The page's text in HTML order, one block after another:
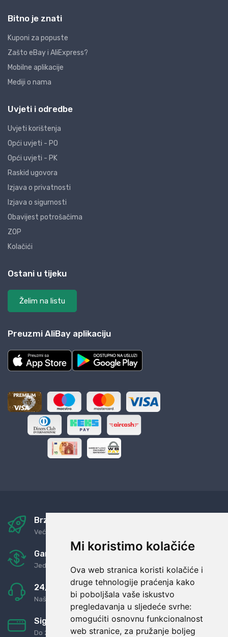
Mi koristimo kolačiće
Ova web stranica koristi kolačiće i
druge tehnologije praćenja kako
bi poboljšala vaše iskustvo
pregledavanja u sljedeće svrhe:
omogućiti osnovnu funkcionalnost
web stranice, za pružanje boljeg
Bitno je znati
Kuponi za popuste
Zašto eBay i AliExpress?
Mobilne aplikacije
Mediji o nama
Uvjeti i odredbe
Uvjeti korištenja
Opći uvjeti - PO
Opći uvjeti - PK
Raskid ugovora
Izjava o privatnosti
Izjava o sigurnosti
Obavijest potrošačima
ZOP
Kolačići
Ostani u tijeku
Želim na listu
Preuzmi AliBay aplikaciju
Brza i sigurna dostava
Već za nekoliko dana kod vas
Garancija u povrat novaca
Jednostavno pravilo: Roba za novac
24/7 odlična podrška
Naši agenti uvijek na raspolaganju
Sigurno obročno plaćanje
Do 24 rata bez kamata